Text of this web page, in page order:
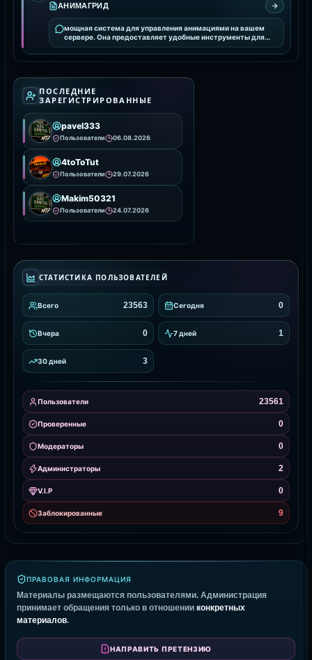
АНИМАГРИД
мощная система для управления анимациями на вашем
сервере. Она предоставляет удобные инструменты для
интеграции и настройки анимаций, улучшая визуальное
ПОСЛЕДНИЕ
ЗАРЕГИСТРИРОВАННЫЕ
pavel333
Пользователи 06.08.2026
4toToTut
Пользователи 29.07.2026
Makim50321
Пользователи 24.07.2026
СТАТИСТИКА ПОЛЬЗОВАТЕЛЕЙ
Всего 23563 Сегодня 0
Вчера 0 7 дней 1
30 дней 3
Пользователи 23561
Проверенные 0
Модераторы 0
Администраторы 2
V.I.P 0
Заблокированные 9
ПРАВОВАЯ ИНФОРМАЦИЯ
Материалы размещаются пользователями. Администрация
принимает обращения только в отношении конкретных
материалов.
НАПРАВИТЬ ПРЕТЕНЗИЮ